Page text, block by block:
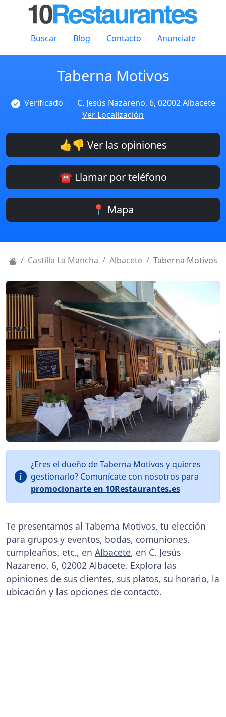
Buscar Blog Contacto Anunciate
Taberna Motivos
Verificado
C. Jesús Nazareno, 6, 02002 Albacete
Ver Localización
👍👎 Ver las opiniones
☎️ Llamar por teléfono
📍 Mapa
Castilla La Mancha Albacete Taberna Motivos
¿Eres el dueño de Taberna Motivos y quieres
gestionarlo? Comunícate con nosotros para
promocionarte en 10Restaurantes.es
Te presentamos al Taberna Motivos, tu elección
para grupos y eventos, bodas, comuniones,
cumpleaños, etc., en Albacete, en C. Jesús
Nazareno, 6, 02002 Albacete. Explora las
opiniones de sus clientes, sus platos, su horario, la
ubicación y las opciones de contacto.